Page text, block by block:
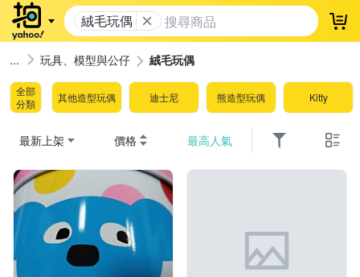
絨毛玩偶 登
玩具、模型與公仔 絨毛玩偶
全部
分類
其他造型玩偶 迪士尼 熊造型玩偶 Kitty
最新上架 價格 最高人氣